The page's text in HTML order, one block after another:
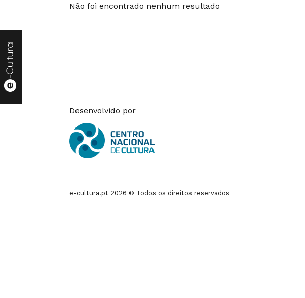
Não foi encontrado nenhum resultado
Desenvolvido por
e-cultura.pt 2026 © Todos os direitos reservados